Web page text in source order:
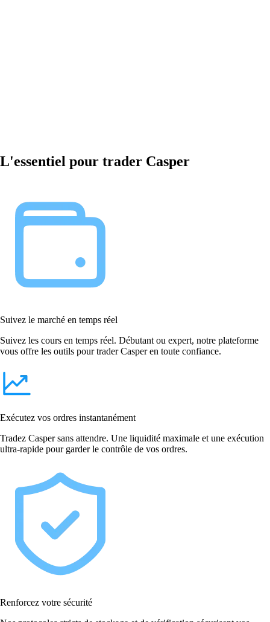
L'essentiel pour trader Casper
Suivez le marché en temps réel
Suivez les cours en temps réel. Débutant ou expert, notre plateforme
vous offre les outils pour trader Casper en toute confiance.
Exécutez vos ordres instantanément
Tradez Casper sans attendre. Une liquidité maximale et une exécution
ultra-rapide pour garder le contrôle de vos ordres.
Renforcez votre sécurité